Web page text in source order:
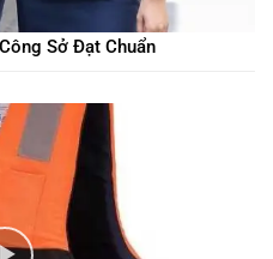
Sở Đạt Chuẩn